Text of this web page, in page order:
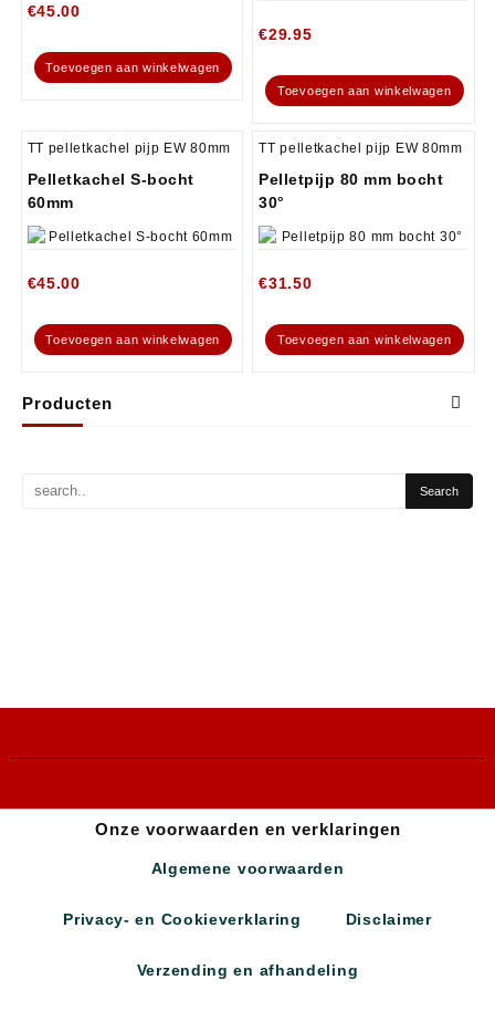
Producten
€45.00
Toevoegen aan winkelwagen
€29.95
Toevoegen aan winkelwagen
TT pelletkachel pijp EW 80mm
Pelletkachel S-bocht
60mm
€45.00
Toevoegen aan winkelwagen
TT pelletkachel pijp EW 80mm
Pelletpijp 80 mm bocht
30°
€31.50
Toevoegen aan winkelwagen
Onze voorwaarden en verklaringen
Algemene voorwaarden
Privacy- en Cookieverklaring Disclaimer
Verzending en afhandeling